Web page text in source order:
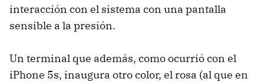
interacción con el sistema con una pantalla
sensible a la presión.
Un terminal que además, como ocurrió con el
iPhone 5s, inaugura otro color, el rosa (al que en